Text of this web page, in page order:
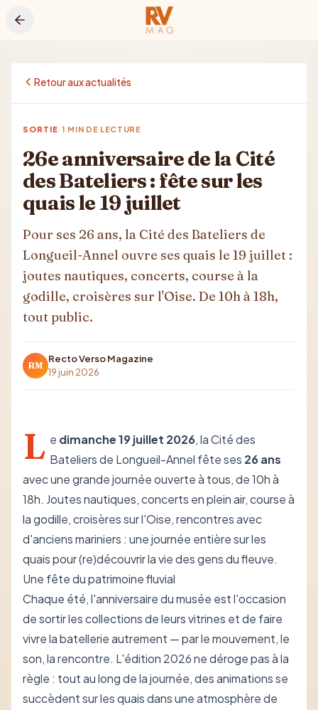
Retour aux actualités
SORTIE·1 MIN DE LECTURE
26e anniversaire de la Cité
des Bateliers : fête sur les
quais le 19 juillet
Pour ses 26 ans, la Cité des Bateliers de
Longueil-Annel ouvre ses quais le 19 juillet :
joutes nautiques, concerts, course à la
godille, croisères sur l'Oise. De 10h à 18h,
tout public.
RM
Recto Verso Magazine
19 juin 2026
L e dimanche 19 juillet 2026, la Cité des
Bateliers de Longueil-Annel fête ses 26 ans
avec une grande journée ouverte à tous, de 10h à
18h. Joutes nautiques, concerts en plein air, course à
la godille, croisères sur l'Oise, rencontres avec
d'anciens mariniers : une journée entière sur les
quais pour (re)découvrir la vie des gens du fleuve.
Une fête du patrimoine fluvial
Chaque été, l'anniversaire du musée est l'occasion
de sortir les collections de leurs vitrines et de faire
vivre la batellerie autrement — par le mouvement, le
son, la rencontre. L'édition 2026 ne déroge pas à la
règle : tout au long de la journée, des animations se
succèdent sur les quais dans une atmosphère de